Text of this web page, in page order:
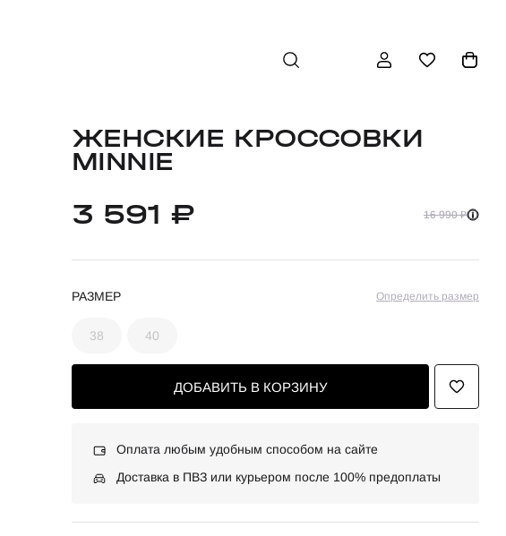
ЖЕНСКИЕ КРОССОВКИ
MINNIE
3 591 ₽ 16 990 ₽
РАЗМЕР Определить размер
38 40
ДОБАВИТЬ В КОРЗИНУ
Оплата любым удобным способом на сайте
Доставка в ПВЗ или курьером после 100% предоплаты